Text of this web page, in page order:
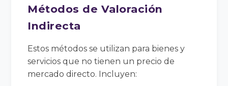
Métodos de Valoración
Indirecta
Estos métodos se utilizan para bienes y
servicios que no tienen un precio de
mercado directo. Incluyen: